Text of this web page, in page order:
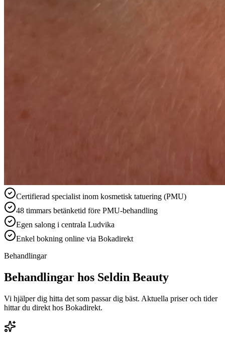
Certifierad specialist inom kosmetisk tatuering (PMU)
48 timmars betänketid före PMU-behandling
Egen salong i centrala Ludvika
Enkel bokning online via Bokadirekt
Behandlingar
Behandlingar hos Seldin Beauty
Vi hjälper dig hitta det som passar dig bäst. Aktuella priser och tider
hittar du direkt hos Bokadirekt.